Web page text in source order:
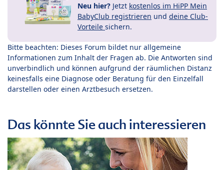
Neu hier? Jetzt kostenlos im HiPP Mein
BabyClub registrieren und deine Club-
Vorteile sichern.
Bitte beachten: Dieses Forum bildet nur allgemeine
Informationen zum Inhalt der Fragen ab. Die Antworten sind
unverbindlich und können aufgrund der räumlichen Distanz
keinesfalls eine Diagnose oder Beratung für den Einzelfall
darstellen oder einen Arztbesuch ersetzen.
Das könnte Sie auch interessieren